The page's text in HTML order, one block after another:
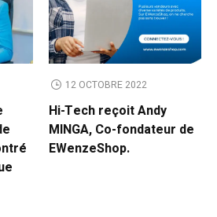
12 OCTOBRE 2022
Hi-Tech reçoit Andy
MINGA, Co-fondateur de
EWenzeShop.